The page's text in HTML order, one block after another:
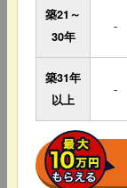
築21～
30年
-
築31年
以上
-